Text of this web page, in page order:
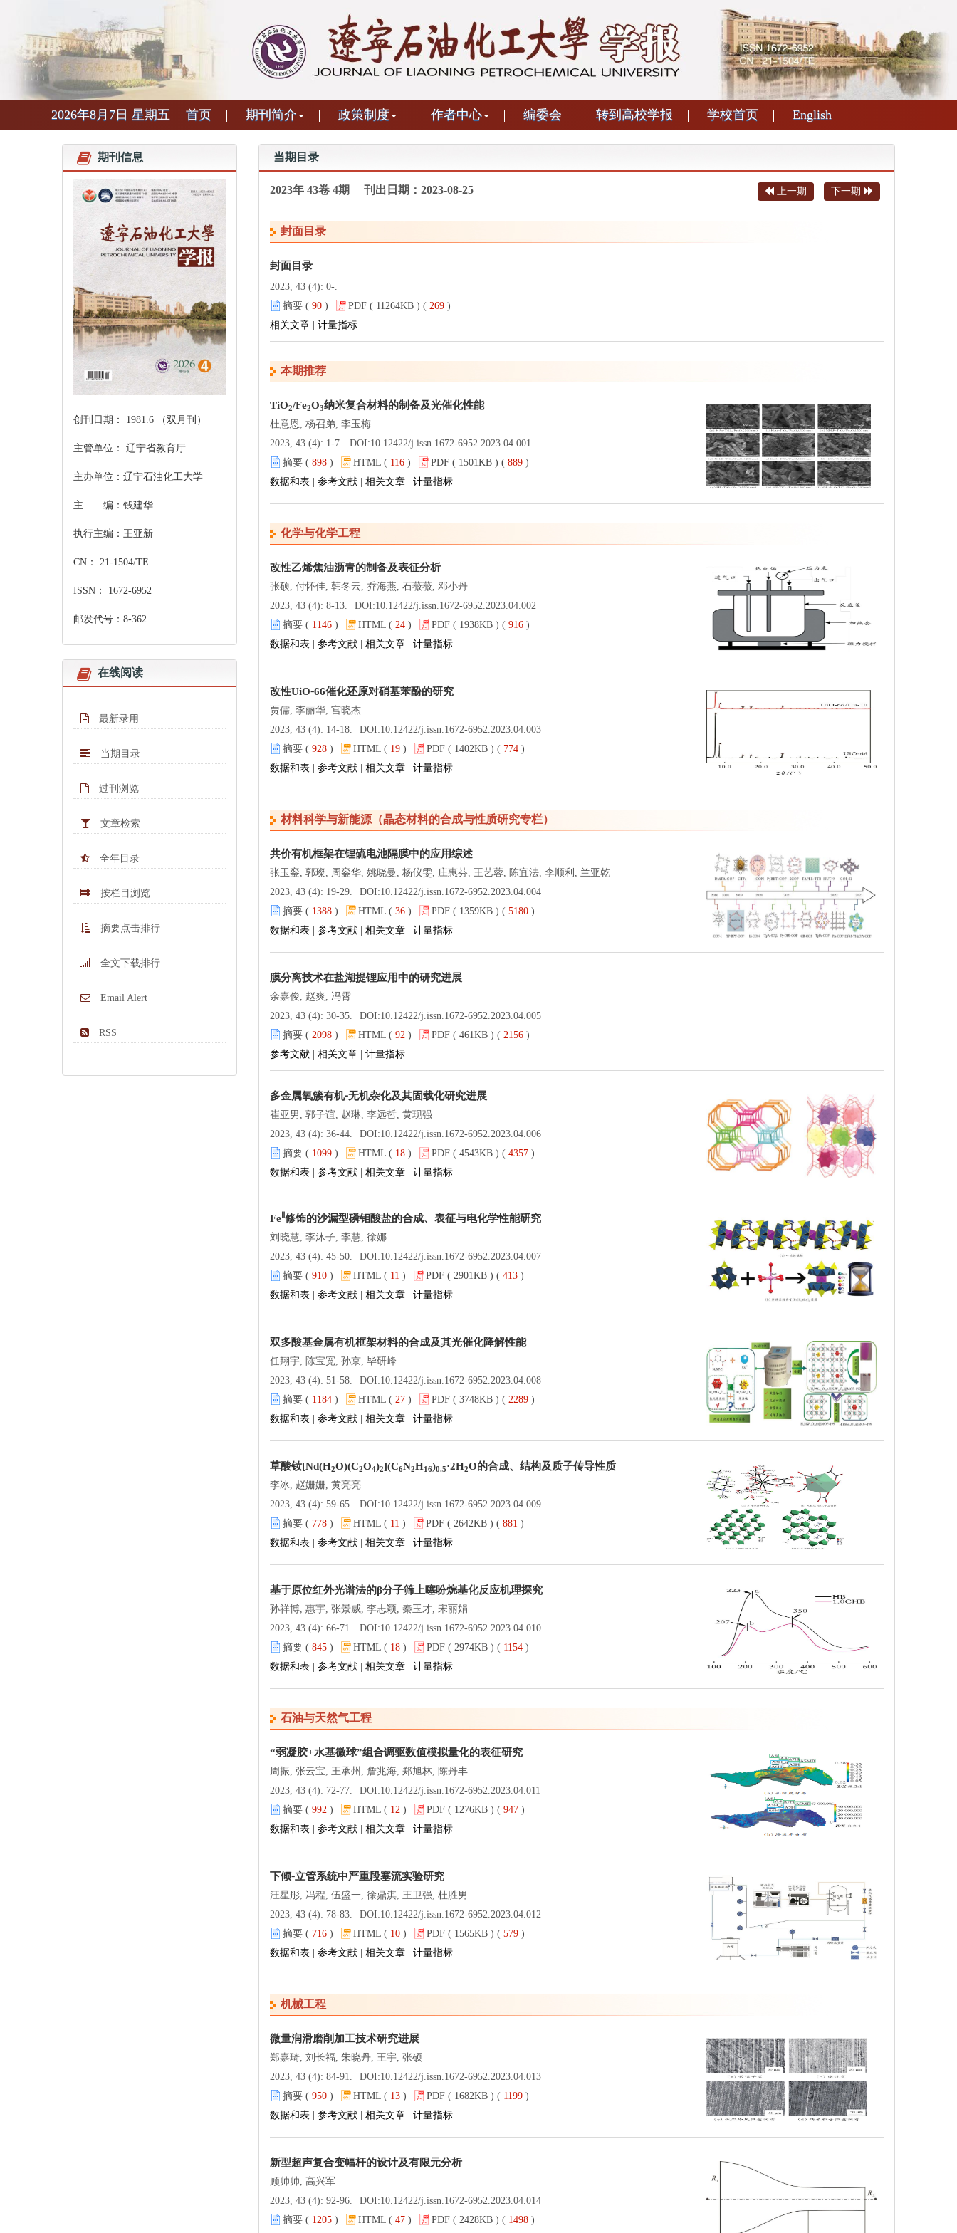
2026年8月7日 星期五 首页 期刊简介 政策制度 作者中心 编委会 转到高校学报 学校首页 English
当期目录
2023年 43卷 4期 刊出日期：2023-08-25 上一期 下一期
封面目录
封面目录
2023, 43 (4): 0-.
摘要 ( 90 ) PDF ( 11264KB ) ( 269 )
相关文章
计量指标
本期推荐
TiO2/Fe2O3纳米复合材料的制备及光催化性能
杜意恩, 杨召弟, 李玉梅
2023, 43 (4): 1-7.
DOI:10.12422/j.issn.1672-6952.2023.04.001
摘要 ( 898 ) HTML ( 116 ) PDF ( 1501KB ) ( 889 )
数据和表
参考文献 相关文章 计量指标
化学与化学工程
改性乙烯焦油沥青的制备及表征分析
张硕, 付怀佳, 韩冬云, 乔海燕, 石薇薇, 邓小丹
2023, 43 (4): 8-13.
DOI:10.12422/j.issn.1672-6952.2023.04.002
摘要 ( 1146 ) HTML ( 24 ) PDF ( 1938KB ) ( 916 )
数据和表
参考文献 相关文章 计量指标
改性UiO⁃66催化还原对硝基苯酚的研究
贾儒, 李丽华, 宫晓杰
2023, 43 (4): 14-18.
DOI:10.12422/j.issn.1672-6952.2023.04.003
摘要 ( 928 ) HTML ( 19 ) PDF ( 1402KB ) ( 774 )
数据和表
参考文献 相关文章 计量指标
材料科学与新能源（晶态材料的合成与性质研究专栏）
共价有机框架在锂硫电池隔膜中的应用综述
张玉銮, 郭璨, 周銮华, 姚晓曼, 杨仪雯, 庄惠芬, 王艺蓉, 陈宜法, 李顺利, 兰亚乾
2023, 43 (4): 19-29.
DOI:10.12422/j.issn.1672-6952.2023.04.004
摘要 ( 1388 ) HTML ( 36 ) PDF ( 1359KB ) ( 5180 )
数据和表
参考文献 相关文章 计量指标
膜分离技术在盐湖提锂应用中的研究进展
余嘉俊, 赵爽, 冯霄
2023, 43 (4): 30-35.
DOI:10.12422/j.issn.1672-6952.2023.04.005
摘要 ( 2098 ) HTML ( 92 ) PDF ( 461KB ) ( 2156 )
参考文献
相关文章 计量指标
多金属氧簇有机⁃无机杂化及其固载化研究进展
崔亚男, 郭子谊, 赵琳, 李远哲, 黄现强
2023, 43 (4): 36-44.
DOI:10.12422/j.issn.1672-6952.2023.04.006
摘要 ( 1099 ) HTML ( 18 ) PDF ( 4543KB ) ( 4357 )
数据和表
参考文献 相关文章 计量指标
Fe 修饰的沙漏型磷钼酸盐的合成、表征与电化学性能研究
刘晓慧, 李沐子, 李慧, 徐娜
2023, 43 (4): 45-50.
DOI:10.12422/j.issn.1672-6952.2023.04.007
摘要 ( 910 ) HTML ( 11 ) PDF ( 2901KB ) ( 413 )
数据和表
参考文献 相关文章 计量指标
双多酸基金属有机框架材料的合成及其光催化降解性能
任翔宇, 陈宝宽, 孙京, 毕研峰
2023, 43 (4): 51-58.
DOI:10.12422/j.issn.1672-6952.2023.04.008
摘要 ( 1184 ) HTML ( 27 ) PDF ( 3748KB ) ( 2289 )
数据和表
参考文献 相关文章 计量指标
草酸钕[Nd(H2O)(C2O4)2](C6N2H16)0.5⋅2H2O的合成、结构及质子传导性质
李冰, 赵姗姗, 黄亮亮
2023, 43 (4): 59-65.
DOI:10.12422/j.issn.1672-6952.2023.04.009
摘要 ( 778 ) HTML ( 11 ) PDF ( 2642KB ) ( 881 )
数据和表
参考文献 相关文章 计量指标
基于原位红外光谱法的β分子筛上噻吩烷基化反应机理探究
孙祥博, 惠宇, 张景威, 李志颖, 秦玉才, 宋丽娟
2023, 43 (4): 66-71.
DOI:10.12422/j.issn.1672-6952.2023.04.010
摘要 ( 845 ) HTML ( 18 ) PDF ( 2974KB ) ( 1154 )
数据和表
参考文献 相关文章 计量指标
石油与天然气工程
“弱凝胶+水基微球”组合调驱数值模拟量化的表征研究
周振, 张云宝, 王承州, 詹兆海, 郑旭林, 陈丹丰
2023, 43 (4): 72-77.
DOI:10.12422/j.issn.1672-6952.2023.04.011
摘要 ( 992 ) HTML ( 12 ) PDF ( 1276KB ) ( 947 )
数据和表
参考文献 相关文章 计量指标
下倾⁃立管系统中严重段塞流实验研究
汪星彤, 冯程, 伍盛一, 徐鼎淇, 王卫强, 杜胜男
2023, 43 (4): 78-83.
DOI:10.12422/j.issn.1672-6952.2023.04.012
摘要 ( 716 ) HTML ( 10 ) PDF ( 1565KB ) ( 579 )
数据和表
参考文献 相关文章 计量指标
机械工程
微量润滑磨削加工技术研究进展
郑嘉琦, 刘长福, 朱晓丹, 王宇, 张硕
2023, 43 (4): 84-91.
DOI:10.12422/j.issn.1672-6952.2023.04.013
摘要 ( 950 ) HTML ( 13 ) PDF ( 1682KB ) ( 1199 )
数据和表
参考文献 相关文章 计量指标
新型超声复合变幅杆的设计及有限元分析
顾帅帅, 高兴军
2023, 43 (4): 92-96.
DOI:10.12422/j.issn.1672-6952.2023.04.014
摘要 ( 1205 ) HTML ( 47 ) PDF ( 2428KB ) ( 1498 )
期刊信息
创刊日期： 1981.6 （双月刊）
主管单位： 辽宁省教育厅
主办单位：辽宁石油化工大学
主 编：钱建华
执行主编：王亚新
CN： 21-1504/TE
ISSN： 1672-6952
邮发代号：8-362
在线阅读
最新录用
当期目录
过刊浏览
文章检索
全年目录
按栏目浏览
摘要点击排行
全文下载排行
Email Alert
RSS